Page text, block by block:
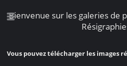
Bienvenue sur les galeries de
Vous pouvez télécharger les images